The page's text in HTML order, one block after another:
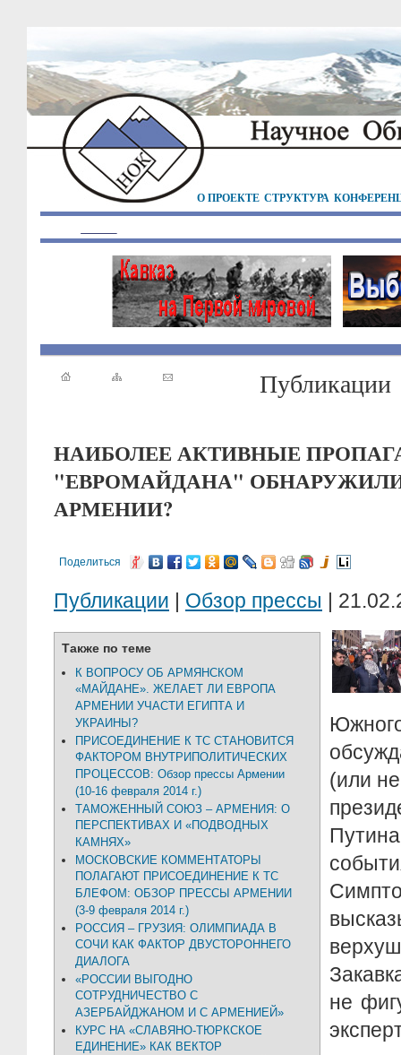
О ПРОЕКТЕ СТРУКТУРА
Публикации
НАИБОЛЕЕ АКТИВНЫЕ
"ЕВРОМАЙДАНА"
АРМЕНИИ?
Поделиться
Публикации | Обзор прессы |
Также по теме
К ВОПРОСУ ОБ АРМЯНСКОМ
«МАЙДАНЕ». ЖЕЛАЕТ ЛИ ЕВРОПА
АРМЕНИИ УЧАСТИ ЕГИПТА И
УКРАИНЫ?
ПРИСОЕДИНЕНИЕ К ТС СТАНОВИТСЯ
ФАКТОРОМ ВНУТРИПОЛИТИЧЕСКИХ
ПРОЦЕССОВ: Обзор прессы Армении
(10-16 февраля 2014 г.)
ТАМОЖЕННЫЙ СОЮЗ – АРМЕНИЯ: О
ПЕРСПЕКТИВАХ И «ПОДВОДНЫХ
КАМНЯХ»
МОСКОВСКИЕ КОММЕНТАТОРЫ
ПОЛАГАЮТ ПРИСОЕДИНЕНИЕ К ТС
БЛЕФОМ: ОБЗОР ПРЕССЫ АРМЕНИИ
(3-9 февраля 2014 г.)
РОССИЯ – ГРУЗИЯ: ОЛИМПИАДА В
СОЧИ КАК ФАКТОР ДВУСТОРОННЕГО
ДИАЛОГА
«РОССИИ ВЫГОДНО
СОТРУДНИЧЕСТВО С
АЗЕРБАЙДЖАНОМ И С АРМЕНИЕЙ»
КУРС НА «СЛАВЯНО-ТЮРКСКОЕ
ЕДИНЕНИЕ» КАК ВЕКТОР
(или
не